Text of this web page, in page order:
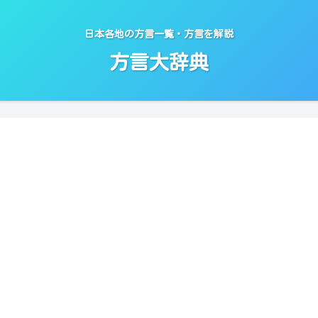
日本各地の方言一覧・方言を解説
方言大辞典